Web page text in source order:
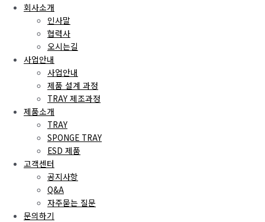
회사소개
인사말
협력사
오시는길
사업안내
사업안내
제품 설계 과정
TRAY 제조과정
제품소개
TRAY
SPONGE TRAY
ESD 제품
고객센터
공지사항
Q&A
자주묻는 질문
문의하기